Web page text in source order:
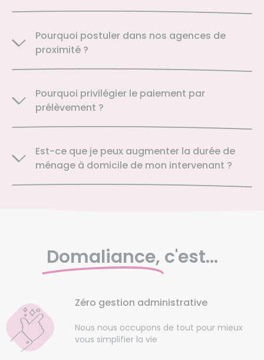
Pourquoi postuler dans nos agences de
proximité ?
Pourquoi privilégier le paiement par
prélèvement ?
Est-ce que je peux augmenter la durée de
ménage à domicile de mon intervenant ?
Domaliance, c'est...
Zéro gestion administrative
Nous nous occupons de tout pour mieux
vous simplifier la vie